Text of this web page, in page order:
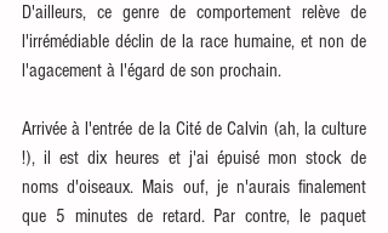
D'ailleurs, ce genre de comportement relève de
l'irrémédiable déclin de la race humaine, et non de
l'agacement à l'égard de son prochain.
Arrivée à l'entrée de la Cité de Calvin (ah, la culture
!), il est dix heures et j'ai épuisé mon stock de
noms d'oiseaux. Mais ouf, je n'aurais finalement
que 5 minutes de retard. Par contre, le paquet